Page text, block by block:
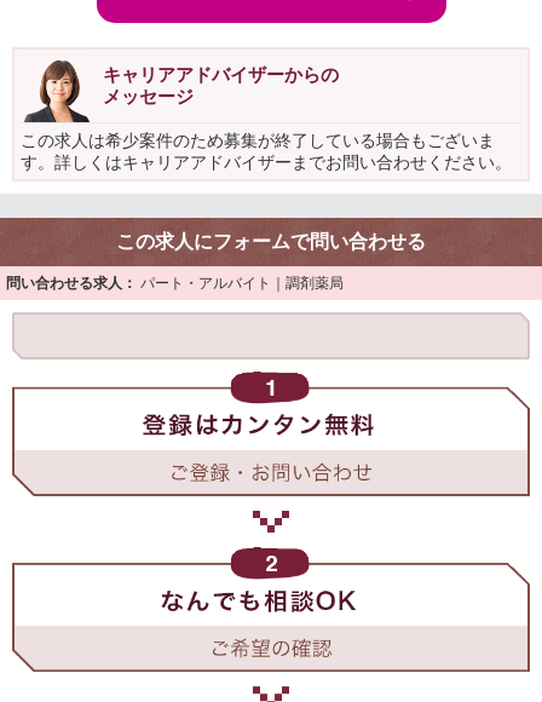
キャリアアドバイザーからの
メッセージ
この求人は希少案件のため募集が終了している場合もございま
す。詳しくはキャリアアドバイザーまでお問い合わせください。
この求人にフォームで問い合わせる
問い合わせる求人： パート・アルバイト｜調剤薬局